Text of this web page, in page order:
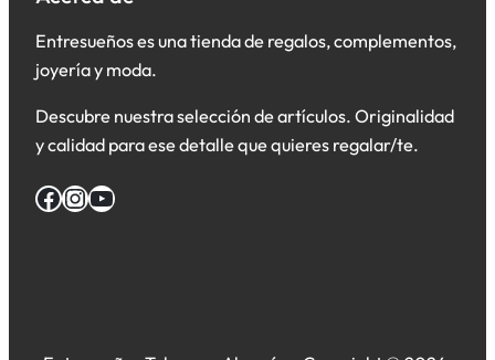
Entresueños es una tienda de regalos, complementos,
joyería y moda.
Descubre nuestra selección de artículos. Originalidad
y calidad para ese detalle que quieres regalar/te.
Facebook InstagramYouTube